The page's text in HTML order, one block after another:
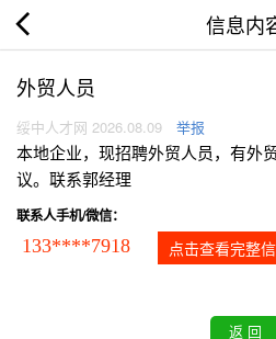
信息内
外贸人员
绥中人才网 2026.08.09 举报
本地企业，现招聘外贸人员，有外
议。联系郭经理
联系人手机/微信：
133****7918 点击查看完整